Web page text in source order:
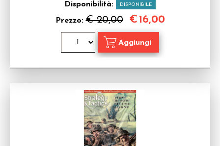
Disponibilità: DISPONIBILE
Prezzo:€ 20,00 €16,00